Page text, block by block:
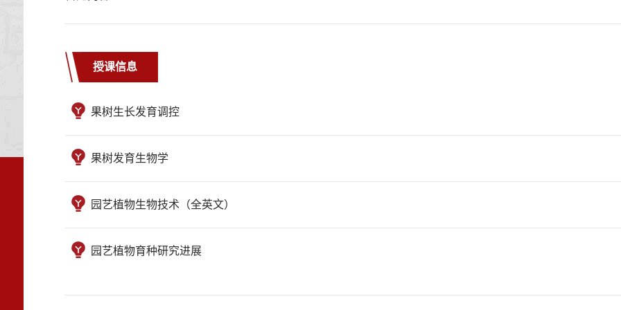
授课信息
果树生长发育调控
果树发育生物学
园艺植物生物技术（全英文）
园艺植物育种研究进展